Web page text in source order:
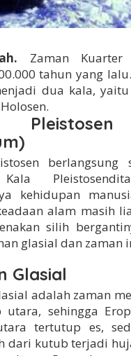
Zaman
tahun yang
dua kala, yaitu
berlangsung
kehidupan
alam masih
silih
glasial dan zaman
Glasial
adalah zaman
utara, sehingga
tertutup es,
dari kutub terjadi